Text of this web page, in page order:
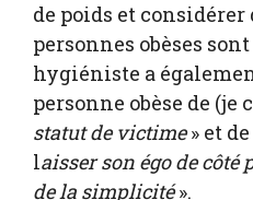
de poids et considérer
personnes obèses
hygiéniste a
personne obèse de (je
statut de victime» et
laisser son égo de
de la simplicité».